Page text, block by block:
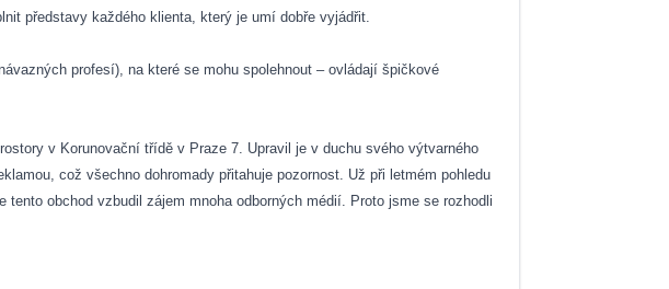
představy každého klienta, který je umí dobře vyjádřit.
profesí), na které se mohu spolehnout – ovládají špičkové
v Korunovační třídě v Praze 7. Upravil je v duchu svého výtvarného
což všechno dohromady přitahuje pozornost. Už při letmém pohledu
obchod vzbudil zájem mnoha odborných médií. Proto jsme se rozhodli